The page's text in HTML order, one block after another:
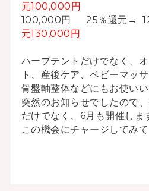
元100,000円
100,000円 25％還元→
元130,000円
ハーブテントだけでなく、
ト、産後ケア、ベビーマッ
骨盤軸整体などにもお使いい
突然のお知らせでしたので
だけでなく、6月も開催しま
この機会にチャージしてみ